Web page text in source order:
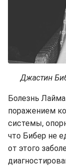
Джастин
Болезнь
поражением
системы,
что Бибер не
от этого